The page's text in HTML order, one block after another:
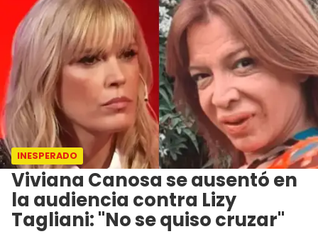
INESPERADO
Viviana Canosa se ausentó en
la audiencia contra Lizy
Tagliani: "No se quiso cruzar"